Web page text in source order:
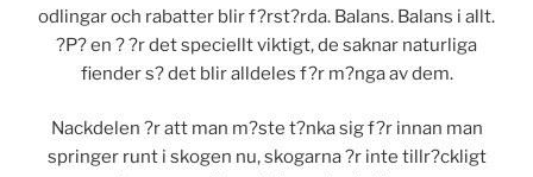
odlingar och rabatter blir f?rst?rda. Balans. Balans i allt.
?P? en ? ?r det speciellt viktigt, de saknar naturliga
fiender s? det blir alldeles f?r m?nga av dem.
Nackdelen ?r att man m?ste t?nka sig f?r innan man
springer runt i skogen nu, skogarna ?r inte tillr?ckligt